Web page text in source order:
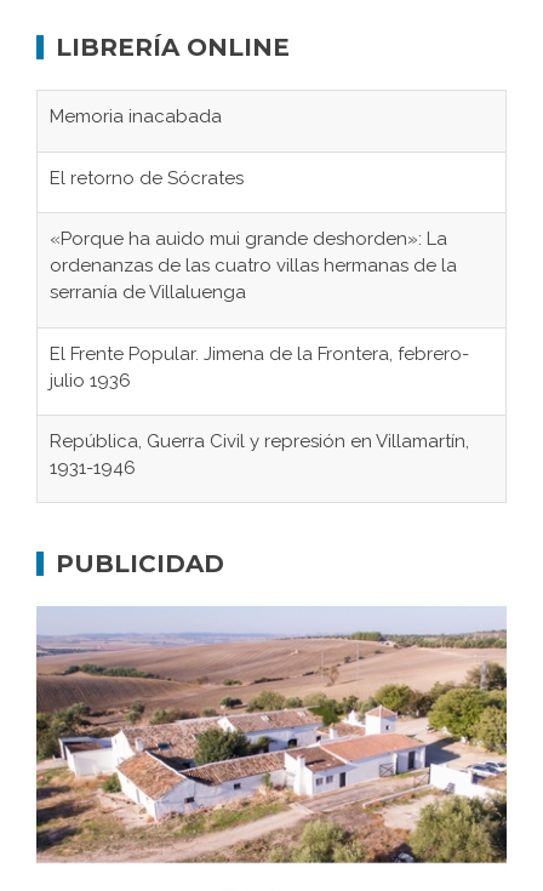
LIBRERÍA ONLINE
Memoria inacabada
El retorno de Sócrates
«Porque ha auido mui grande deshorden»: La
ordenanzas de las cuatro villas hermanas de la
serranía de Villaluenga
El Frente Popular. Jimena de la Frontera, febrero-
julio 1936
República, Guerra Civil y represión en Villamartín,
1931-1946
concentración nazis
Bornos
El Frente Popular. Ubrique, febrero-julio 1936
Juntar las letras. La alfabetización en el campo: del
afán de saber a la autogestión
Historia y vivencias del poblado de Los Hurones
PUBLICIDAD